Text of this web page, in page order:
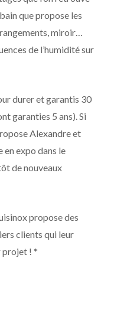
que propose les
miroir…
de l’humidité sur
durer et garantis 30
garanties 5 ans). Si
Alexandre et
expo dans le
de nouveaux
propose des
clients qui leur
projet ! *